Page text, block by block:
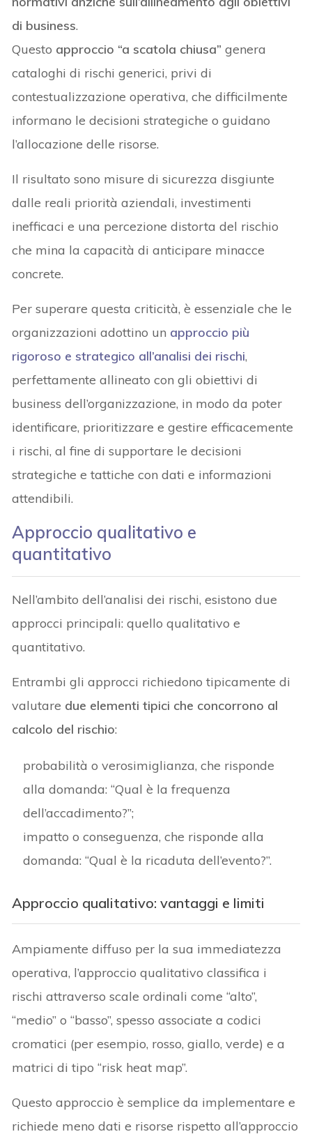
di business.
Questo approccio “a scatola chiusa”genera
cataloghi di rischi generici, privi di
contestualizzazione operativa, che difficilmente
informano le decisioni strategiche o guidano
l’allocazione delle risorse.
Il risultato sono misure di sicurezza disgiunte
dalle reali priorità aziendali, investimenti
inefficaci e una percezione distorta del rischio
che mina la capacità di anticipare minacce
concrete.
Per superare questa criticità, è essenziale che le
organizzazioni adottino un approccio più
rigoroso e strategico all’analisi dei rischi,
perfettamente allineato con gli obiettivi di
business dell’organizzazione, in modo da poter
identificare, prioritizzare e gestire efficacemente
i rischi, al fine di supportare le decisioni
strategiche e tattiche con dati e informazioni
attendibili.
Approccio qualitativo e
quantitativo
Nell’ambito dell’analisi dei rischi, esistono due
approcci principali: quello qualitativo e
quantitativo.
Entrambi gli approcci richiedono tipicamente di
valutare due elementi tipici che concorrono al
calcolo del rischio:
probabilità o verosimiglianza, che risponde
alla domanda: “Qual è la frequenza
dell’accadimento?”;
impatto o conseguenza, che risponde alla
domanda: “Qual è la ricaduta dell’evento?”.
Approccio qualitativo: vantaggi e limiti
Ampiamente diffuso per la sua immediatezza
operativa, l’approccio qualitativo classifica i
rischi attraverso scale ordinali come “alto”,
“medio” o “basso”, spesso associate a codici
cromatici (per esempio, rosso, giallo, verde) e a
matrici di tipo “risk heat map”.
Questo approccio è semplice da implementare e
richiede meno dati e risorse rispetto all’approccio